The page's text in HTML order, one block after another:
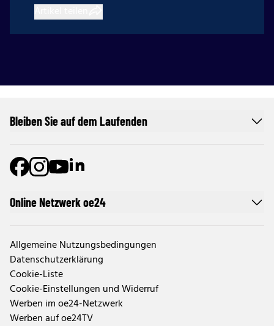
Online Netzwerk oe24
Allgemeine Nutzungsbedingungen
Datenschutzerklärung
Cookie-Liste
Cookie-Einstellungen und Widerruf
Werben im oe24-Netzwerk
Werben auf oe24TV
Bleiben Sie auf dem Laufenden